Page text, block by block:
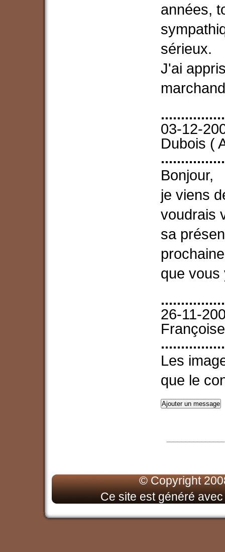
années,
sérieux.
J'ai
03-12-
Dubois (
Bonjour,
je viens
voudrais
sa
que vous
26-11-
Les
que le
© Copyright
Ce site est généré